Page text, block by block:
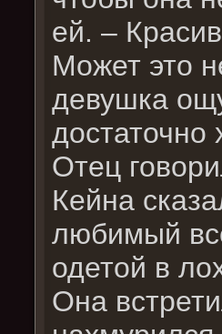
ей. –
Может это
девушка
достаточно
Отец
Кейна
любимый
одетой в
Она